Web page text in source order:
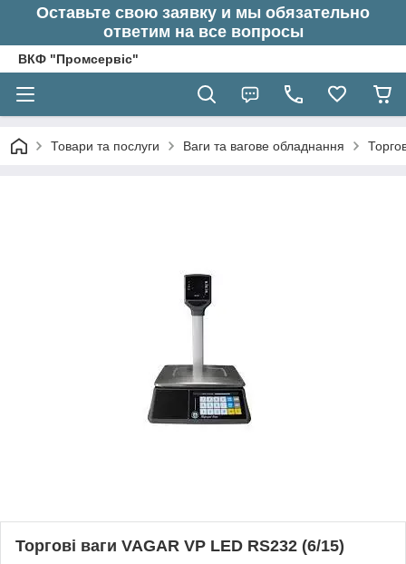
Оставьте свою заявку и мы обязательно
ответим на все вопросы
ВКФ "Промсервіс"
Товари та послуги Ваги та вагове обладнання
Торгові ваги VAGAR VP LED RS232 (6/15)